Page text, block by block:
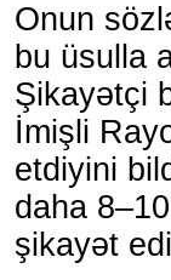
Onun
bu üsulla
Şikayətçi
İmişli
etdiyini
daha
şikayət